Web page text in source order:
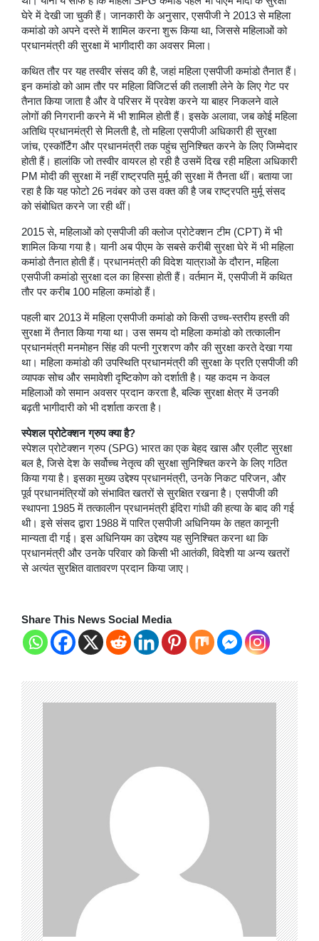
घेरे में देखी जा चुकी हैं। जानकारी के अनुसार, एसपीजी ने 2013 से महिला
कमांडो को अपने दस्ते में शामिल करना शुरू किया था, जिससे महिलाओं को
प्रधानमंत्री की सुरक्षा में भागीदारी का अवसर मिला।
कथित तौर पर यह तस्वीर संसद की है, जहां महिला एसपीजी कमांडो तैनात हैं।
इन कमांडो को आम तौर पर महिला विजिटर्स की तलाशी लेने के लिए गेट पर
तैनात किया जाता है और वे परिसर में प्रवेश करने या बाहर निकलने वाले
लोगों की निगरानी करने में भी शामिल होती हैं। इसके अलावा, जब कोई महिला
अतिथि प्रधानमंत्री से मिलती है, तो महिला एसपीजी अधिकारी ही सुरक्षा
जांच, एस्कॉर्टिंग और प्रधानमंत्री तक पहुंच सुनिश्चित करने के लिए जिम्मेदार
होती हैं। हालांकि जो तस्वीर वायरल हो रही है उसमें दिख रही महिला अधिकारी
PM मोदी की सुरक्षा में नहीं राष्ट्रपति मुर्मू की सुरक्षा में तैनता थीं। बताया जा
रहा है कि यह फोटो 26 नवंबर को उस वक्त की है जब राष्ट्रपति मुर्मू संसद
को संबोधित करने जा रही थीं।
2015 से, महिलाओं को एसपीजी की क्लोज प्रोटेक्शन टीम (CPT) में भी
शामिल किया गया है। यानी अब पीएम के सबसे करीबी सुरक्षा घेरे में भी महिला
कमांडो तैनात होती हैं। प्रधानमंत्री की विदेश यात्राओं के दौरान, महिला
एसपीजी कमांडो सुरक्षा दल का हिस्सा होती हैं। वर्तमान में, एसपीजी में कथित
तौर पर करीब 100 महिला कमांडो हैं।
पहली बार 2013 में महिला एसपीजी कमांडो को किसी उच्च-स्तरीय हस्ती की
सुरक्षा में तैनात किया गया था। उस समय दो महिला कमांडो को तत्कालीन
प्रधानमंत्री मनमोहन सिंह की पत्नी गुरशरण कौर की सुरक्षा करते देखा गया
था। महिला कमांडो की उपस्थिति प्रधानमंत्री की सुरक्षा के प्रति एसपीजी की
व्यापक सोच और समावेशी दृष्टिकोण को दर्शाती है। यह कदम न केवल
महिलाओं को समान अवसर प्रदान करता है, बल्कि सुरक्षा क्षेत्र में उनकी
बढ़ती भागीदारी को भी दर्शाता करता है।
स्पेशल प्रोटेक्शन ग्रुप क्या है?
स्पेशल प्रोटेक्शन ग्रुप (SPG) भारत का एक बेहद खास और एलीट सुरक्षा
बल है, जिसे देश के सर्वोच्च नेतृत्व की सुरक्षा सुनिश्चित करने के लिए गठित
किया गया है। इसका मुख्य उद्देश्य प्रधानमंत्री, उनके निकट परिजन, और
पूर्व प्रधानमंत्रियों को संभावित खतरों से सुरक्षित रखना है। एसपीजी की
स्थापना 1985 में तत्कालीन प्रधानमंत्री इंदिरा गांधी की हत्या के बाद की गई
थी। इसे संसद द्वारा 1988 में पारित एसपीजी अधिनियम के तहत कानूनी
मान्यता दी गई। इस अधिनियम का उद्देश्य यह सुनिश्चित करना था कि
प्रधानमंत्री और उनके परिवार को किसी भी आतंकी, विदेशी या अन्य खतरों
से अत्यंत सुरक्षित वातावरण प्रदान किया जाए।
Share This News Social Media